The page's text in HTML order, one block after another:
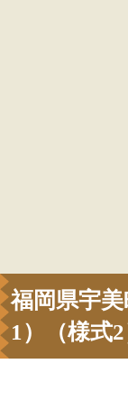
福岡県宇
1）（様式2